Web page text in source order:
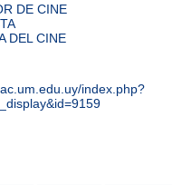
DE CINE
DEL CINE
index.php?